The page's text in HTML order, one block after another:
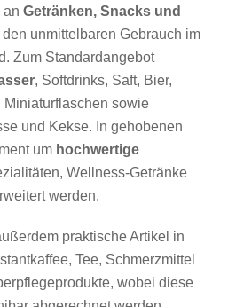
anGetränken, Snacks und
den unmittelbaren Gebrauch im
Zum Standardangebot
, Softdrinks, Saft, Bier,
sowie
und Kekse. In gehobenen
um hochwertige
Wellness-Getränke
werden.
praktische Artikel in
Tee, Schmerzmittel
wobei diese